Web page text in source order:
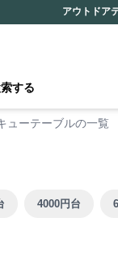
アウトドア
する
ューテーブルの一覧
4000円台